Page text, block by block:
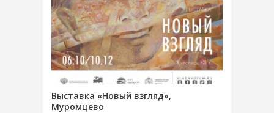
Выставка «Новый взгляд»,
Муромцево